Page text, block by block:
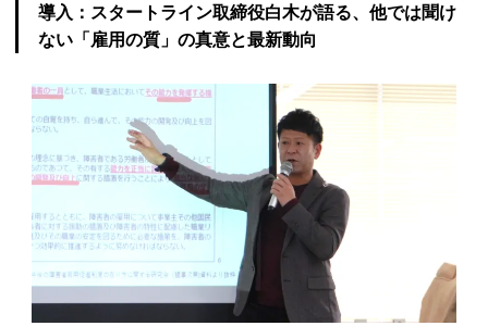
導入 ： スタートライン取締役白木が語る、他では聞け
ない「雇用の質」の真意と最新動向